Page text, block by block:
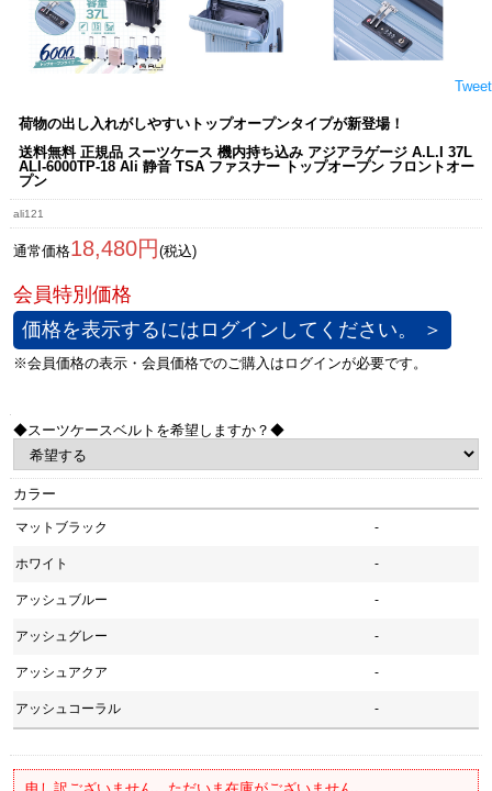
Tweet
荷物の出し入れがしやすいトップオープンタイプが新登場！
送料無料 正規品 スーツケース 機内持ち込み アジアラゲージ A.L.I 37L
ALI-6000TP-18 Ali 静音 TSA ファスナー トップオープン フロントオー
プン
ali121
通常価格18,480円 (税込)
価格を表示するにはログインしてください。 ＞
◆スーツケースベルトを希望しますか？◆
カラー
マットブラック -
ホワイト -
アッシュブルー -
アッシュグレー -
アッシュアクア -
アッシュコーラル -